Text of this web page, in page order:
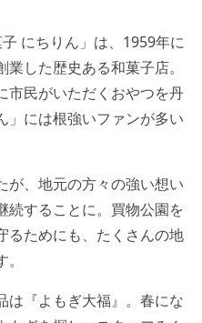
にちりん」は、1959年に
した歴史ある和菓子店。
市民がいただくおやつを丹
」には根強いファンが多い
が、地元の方々の強い想い
続することに。買物公園を
るためにも、たくさんの地
は『よもぎ大福』。春にな